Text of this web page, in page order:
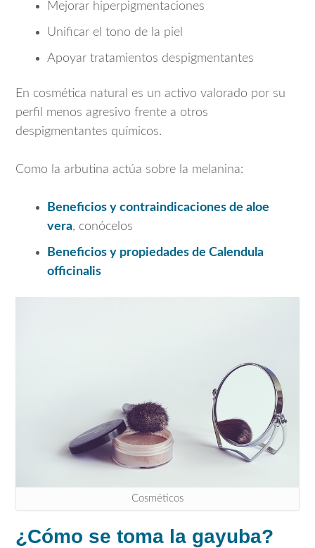
Mejorar hiperpigmentaciones
Unificar el tono de la piel
Apoyar tratamientos despigmentantes
En cosmética natural es un activo valorado por su
perfil menos agresivo frente a otros
despigmentantes químicos.
Como la arbutina actúa sobre la melanina:
Beneficios y contraindicaciones de aloe
vera, conócelos
Beneficios y propiedades de Calendula
officinalis
Cosméticos
¿Cómo se toma la gayuba?